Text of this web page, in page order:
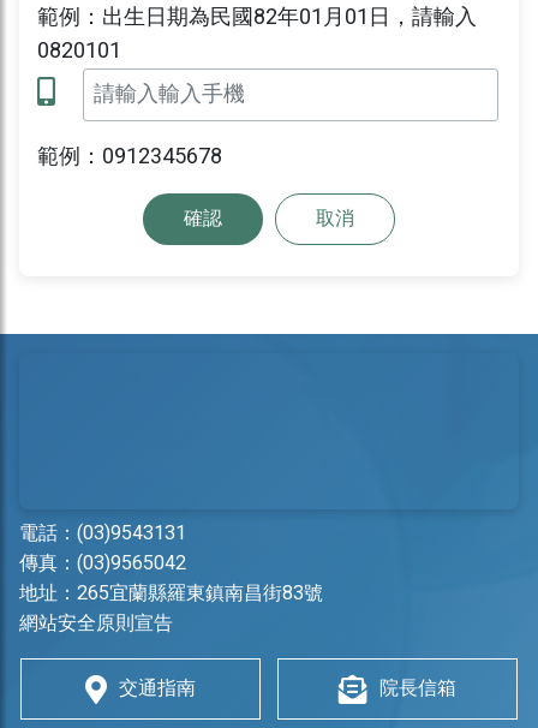
範例：出生日期為民國82年01月01日，請輸入
0820101
範例：0912345678
確認 取消
電話： (03)9543131
傳真：(03)9565042
地址： 265宜蘭縣羅東鎮南昌街83號
網站安全原則宣告
交通指南 院長信箱